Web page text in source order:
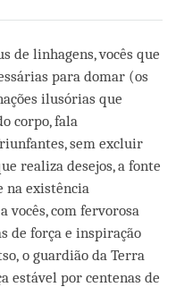
de linhagens, vocês que
para domar (os
ilusórias que
corpo, fala
sem excluir
realiza desejos, a fonte
na existência
vocês, com fervorosa
de força e inspiração
o guardião da Terra
estável por centenas de